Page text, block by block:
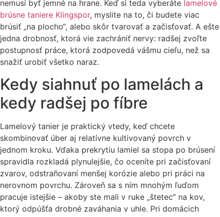
nemusí byť jemné na hrane. Keď si teda vyberáte lamelové
brúsne taniere Klingspor, myslite na to, či budete viac
brúsiť „na plocho“, alebo skôr tvarovať a začisťovať. A ešte
jedna drobnosť, ktorá vie zachrániť nervy: radšej zvoľte
postupnosť práce, ktorá zodpovedá vášmu cieľu, než sa
snažiť urobiť všetko naraz.
Kedy siahnuť po lamelách a
kedy radšej po fíbre
Lamelový tanier je praktický vtedy, keď chcete
skombinovať úber aj relatívne kultivovaný povrch v
jednom kroku. Vďaka prekrytiu lamiel sa stopa po brúsení
spravidla rozkladá plynulejšie, čo oceníte pri začisťovaní
zvarov, odstraňovaní menšej korózie alebo pri práci na
nerovnom povrchu. Zároveň sa s ním mnohým ľuďom
pracuje istejšie – akoby ste mali v ruke „štetec“ na kov,
ktorý odpúšťa drobné zaváhania v uhle. Pri domácich